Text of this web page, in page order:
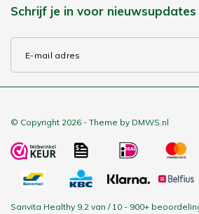
Schrijf je in voor nieuwsupdates
© Copyright 2026 - Theme by DMWS.nl
Sanvita Healthy 9,2 van / 10 - 900+